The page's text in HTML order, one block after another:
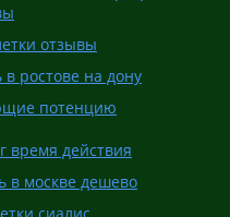
отзывы
ростове на дону
потенцию
время действия
в москве дешево